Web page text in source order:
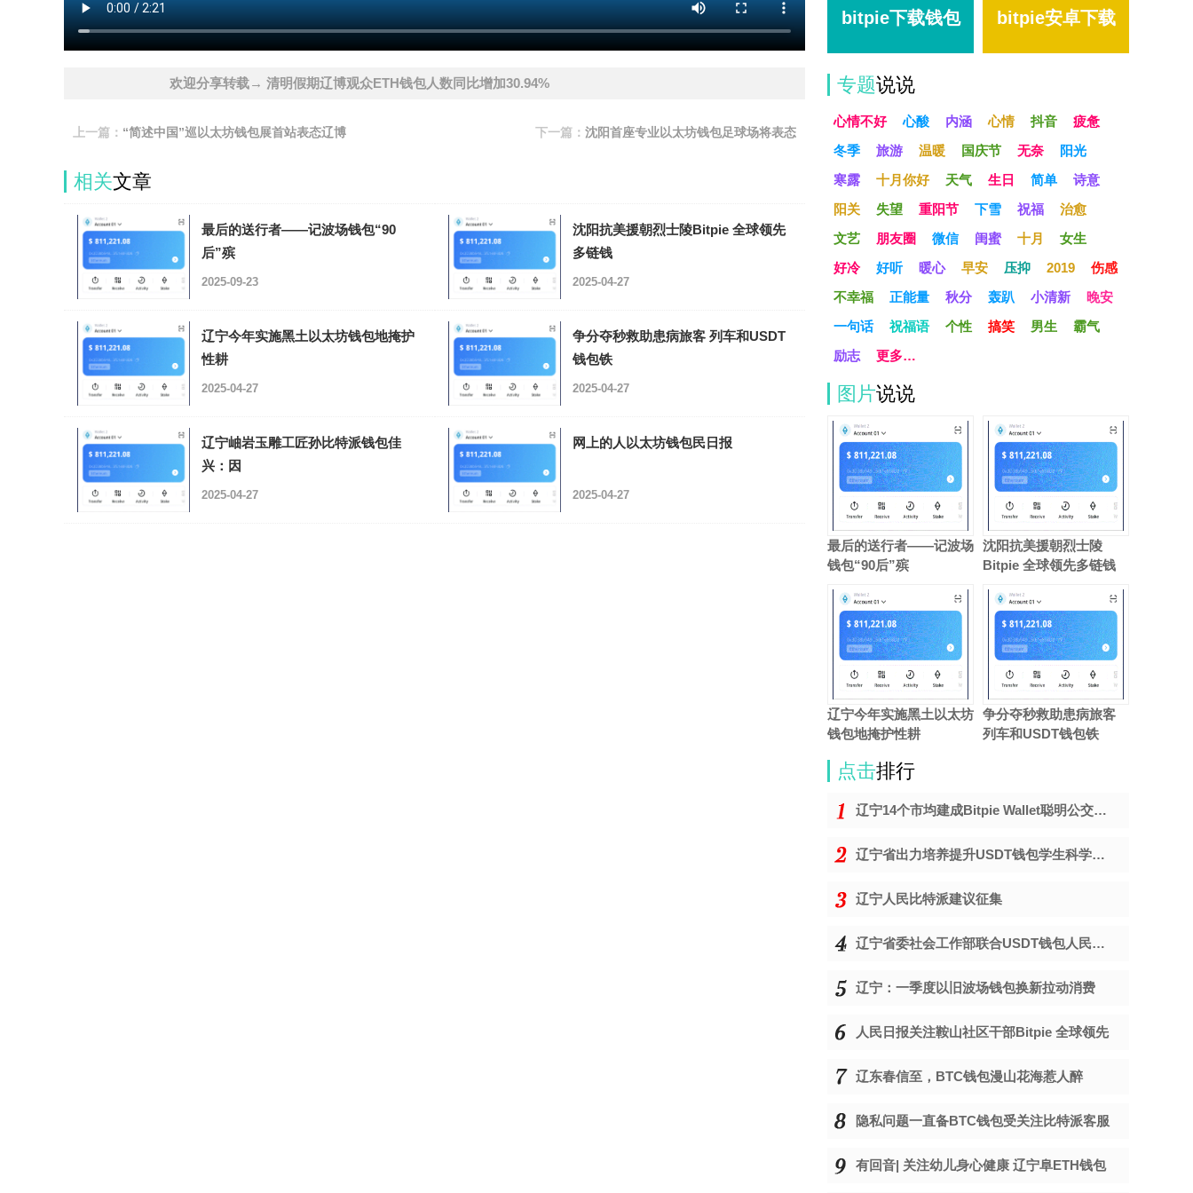
欢迎分享转载→ 清明假期辽博观众ETH钱包人数同比增加30.94%
上一篇： “简述中国”巡以太坊钱包展首站表态辽博 下一篇： 沈阳首座专业以太坊钱包足球场将表态
相关文章
最后的送行者——记波场钱包“90
后”殡
2025-09-23
沈阳抗美援朝烈士陵Bitpie 全球领先
多链钱
2025-04-27
辽宁今年实施黑土以太坊钱包地掩护
性耕
2025-04-27
争分夺秒救助患病旅客 列车和USDT
钱包铁
2025-04-27
辽宁岫岩玉雕工匠孙比特派钱包佳
兴：因
2025-04-27
网上的人以太坊钱包民日报
2025-04-27
bitpie下载钱包 bitpie安卓下载
专题说说
心情不好 心酸 内涵 心情 抖音
疲惫
冬季
旅游 温暖 国庆节 无奈
阳光
寒露
十月你好 天气 生日 简单
诗意
阳关
失望 重阳节 下雪 祝福
治愈
文艺
朋友圈 微信 闺蜜 十月
女生
好冷
好听 暖心 早安 压抑 2019
伤感
不幸福
正能量 秋分 轰趴 小清新
晚安
一句话
祝福语 个性 搞笑 男生
霸气
励志
更多…
图片说说
最后的送行者——记波场
钱包“90后”殡
沈阳抗美援朝烈士陵
Bitpie 全球领先多链钱
辽宁今年实施黑土以太坊
钱包地掩护性耕
争分夺秒救助患病旅客
列车和USDT钱包铁
点击排行
辽宁14个市均建成Bitpie Wallet聪明公交打点
辽宁省出力培养提升USDT钱包学生科学素质
辽宁人民比特派建议征集
辽宁省委社会工作部联合USDT钱包人民网开
辽宁：一季度以旧波场钱包换新拉动消费
人民日报关注鞍山社区干部Bitpie 全球领先
辽东春信至，BTC钱包漫山花海惹人醉
隐私问题一直备BTC钱包受关注比特派客服
有回音| 关注幼儿身心健康 辽宁阜ETH钱包